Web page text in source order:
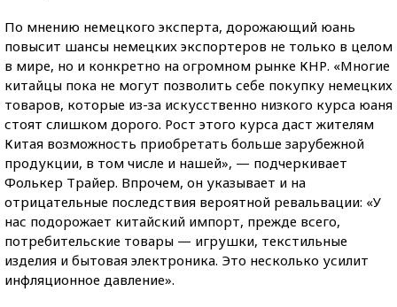
По мнению немецкого эксперта, дорожающий юань
повысит шансы немецких экспортеров не только в целом
в мире, но и конкретно на огромном рынке КНР. «Многие
китайцы пока не могут позволить себе покупку немецких
товаров, которые из-за искусственно низкого курса юаня
стоят слишком дорого. Рост этого курса даст жителям
Китая возможность приобретать больше зарубежной
продукции, в том числе и нашей», — подчеркивает
Фолькер Трайер. Впрочем, он указывает и на
отрицательные последствия вероятной ревальвации: «У
нас подорожает китайский импорт, прежде всего,
потребительские товары — игрушки, текстильные
изделия и бытовая электроника. Это несколько усилит
инфляционное давление».